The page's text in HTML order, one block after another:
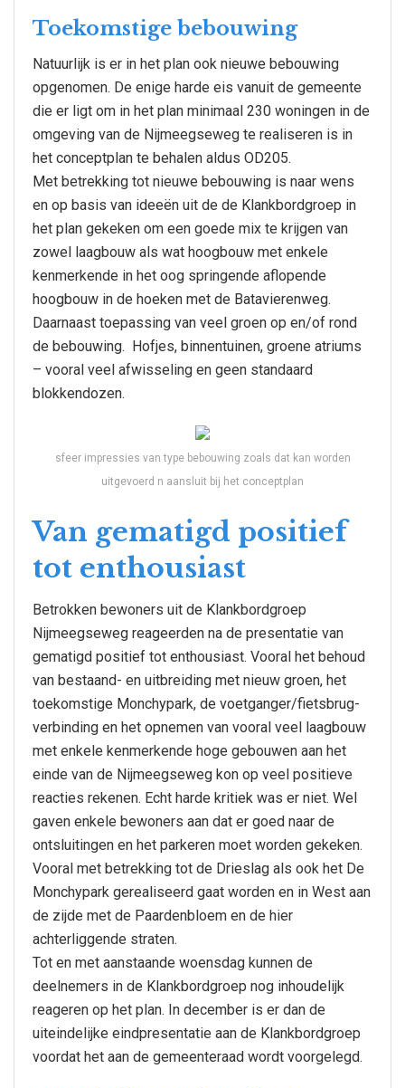
Toekomstige bebouwing
Natuurlijk is er in het plan ook nieuwe bebouwing
opgenomen. De enige harde eis vanuit de gemeente
die er ligt om in het plan minimaal 230 woningen in de
omgeving van de Nijmeegseweg te realiseren is in
het conceptplan te behalen aldus OD205.
Met betrekking tot nieuwe bebouwing is naar wens
en op basis van ideeën uit de de Klankbordgroep in
het plan gekeken om een goede mix te krijgen van
zowel laagbouw als wat hoogbouw met enkele
kenmerkende in het oog springende aflopende
hoogbouw in de hoeken met de Batavierenweg.
Daarnaast toepassing van veel groen op en/of rond
de bebouwing. Hofjes, binnentuinen, groene atriums
– vooral veel afwisseling en geen standaard
blokkendozen.
sfeer impressies van type bebouwing zoals dat kan worden
uitgevoerd n aansluit bij het conceptplan
Van gematigd positief
tot enthousiast
Betrokken bewoners uit de Klankbordgroep
Nijmeegseweg reageerden na de presentatie van
gematigd positief tot enthousiast. Vooral het behoud
van bestaand- en uitbreiding met nieuw groen, het
toekomstige Monchypark, de voetganger/fietsbrug-
verbinding en het opnemen van vooral veel laagbouw
met enkele kenmerkende hoge gebouwen aan het
einde van de Nijmeegseweg kon op veel positieve
reacties rekenen. Echt harde kritiek was er niet. Wel
gaven enkele bewoners aan dat er goed naar de
ontsluitingen en het parkeren moet worden gekeken.
Vooral met betrekking tot de Drieslag als ook het De
Monchypark gerealiseerd gaat worden en in West aan
de zijde met de Paardenbloem en de hier
achterliggende straten.
Tot en met aanstaande woensdag kunnen de
deelnemers in de Klankbordgroep nog inhoudelijk
reageren op het plan. In december is er dan de
uiteindelijke eindpresentatie aan de Klankbordgroep
voordat het aan de gemeenteraad wordt voorgelegd.